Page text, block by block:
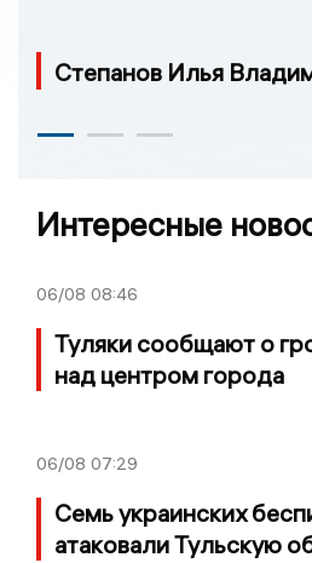
Степанов Илья
Интересные
06/08 08:46
Туляки сообщают о
над центром города
06/08 07:29
Семь украинских
атаковали Тульскую